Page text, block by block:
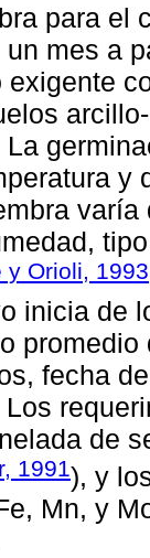
para el
mes a
y
y Orioli, 1993
inicia de
fecha
de
1991), y
Mn, y